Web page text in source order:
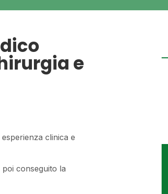
e
clinica e
conseguito la